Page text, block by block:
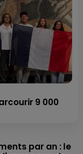
9 000
par an : le